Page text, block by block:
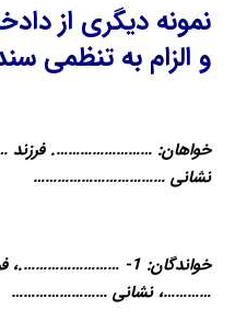
نمونه دیگری از
و الزام به تنظمی
خواهان: ……………………. فرزند
نشانی ……………………………
خواندگان: 1-
…………، نشانی ……………………